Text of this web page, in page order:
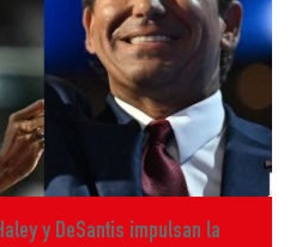
y DeSantis impulsan la